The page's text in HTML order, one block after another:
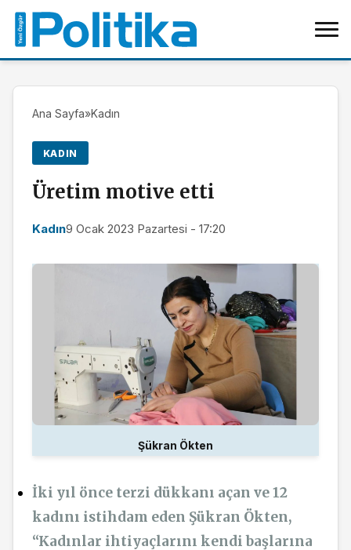
Ana Sayfa»Kadın
KADIN
Üretim motive etti
Kadın9 Ocak 2023 Pazartesi - 17:20
Şükran Ökten
İki yıl önce terzi dükkanı açan ve 12
kadını istihdam eden Şükran Ökten,
“Kadınlar ihtiyaçlarını kendi başlarına